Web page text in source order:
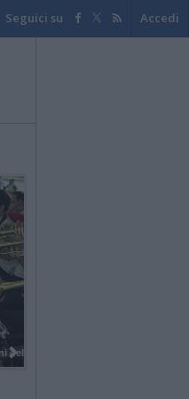
Seguici su Accedi